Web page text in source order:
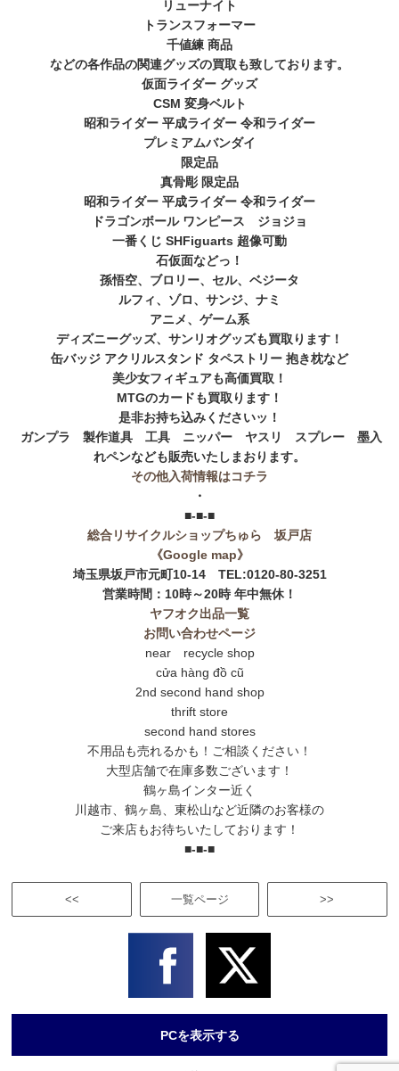
リューナイト
トランスフォーマー
千値練 商品
などの各作品の関連グッズの買取も致しております。
仮面ライダー グッズ
CSM 変身ベルト
昭和ライダー 平成ライダー 令和ライダー
プレミアムバンダイ
限定品
真骨彫 限定品
昭和ライダー 平成ライダー 令和ライダー
ドラゴンボール ワンピース ジョジョ
一番くじ SHFiguarts 超像可動
石仮面などっ！
孫悟空、ブロリー、セル、ベジータ
ルフィ、ゾロ、サンジ、ナミ
アニメ、ゲーム系
ディズニーグッズ、サンリオグッズも買取ります！
缶バッジ アクリルスタンド タペストリー 抱き枕など
美少女フィギュアも高価買取！
MTGのカードも買取ります！
是非お持ち込みくださいッ！
ガンプラ 製作道具 工具 ニッパー ヤスリ スプレー 墨入
れペンなども販売いたしまおります。
その他入荷情報はコチラ
・
■-■-■
総合リサイクルショップちゅら 坂戸店
《Google map》
埼玉県坂戸市元町10-14 TEL:0120-80-3251
営業時間：10時～20時 年中無休！
ヤフオク出品一覧
お問い合わせページ
near recycle shop
cửa hàng đồ cũ
2nd second hand shop
thrift store
second hand stores
不用品も売れるかも！ご相談ください！
大型店舗で在庫多数ございます！
鶴ヶ島インター近く
川越市、鶴ヶ島、東松山など近隣のお客様の
ご来店もお待ちいたしております！
■-■-■
<< >>
一覧ページ
PCを表示する